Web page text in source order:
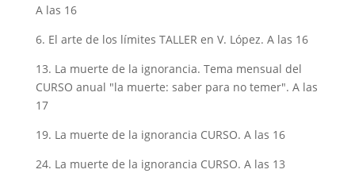
A las 16
6. El arte de los límites TALLER en V. López. A las 16
13. La muerte de la ignorancia. Tema mensual del
CURSO anual "la muerte: saber para no temer". A las
17
19. La muerte de la ignorancia CURSO. A las 16
24. La muerte de la ignorancia CURSO. A las 13